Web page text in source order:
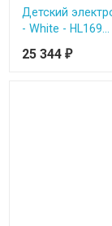
Детский
- White - HL169...
25 344 ₽